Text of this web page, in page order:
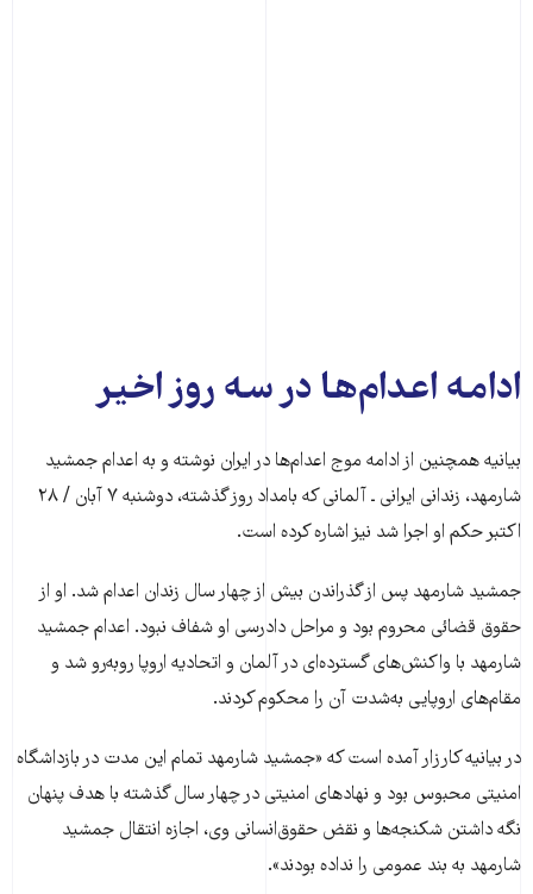
ادامه اعدام‌ها در سه روز اخیر
بیانیه همچنین از ادامه موج اعدام‌ها در ایران نوشته و به اعدام جمشید
شارمهد، زندانی ایرانی ـ آلمانی که بامداد روز گذشته، دوشنبه ۷ آبان / ۲۸
اکتبر حکم او اجرا شد نیز اشاره کرده است.
جمشید شارمهد پس از گذراندن بیش از چهار سال زندان اعدام شد. او از
حقوق قضائی محروم بود و مراحل دادرسی او شفاف نبود. اعدام جمشید
شارمهد با واکنش‌های گسترده‌ای در آلمان و اتحادیه اروپا روبه‌رو شد و
مقام‌های اروپایی به‌شدت آن را محکوم کردند.
در بیانیه کارزار آمده است که «جمشید شارمهد تمام این مدت در بازداشگاه
امنیتی محبوس بود و نهادهای امنیتی در چهار سال گذشته با هدف پنهان
نگه داشتن شکنجه‌ها و نقض حقوق‌انسانی وی، اجازه انتقال جمشید
شارمهد به بند عمومی را نداده بودند».